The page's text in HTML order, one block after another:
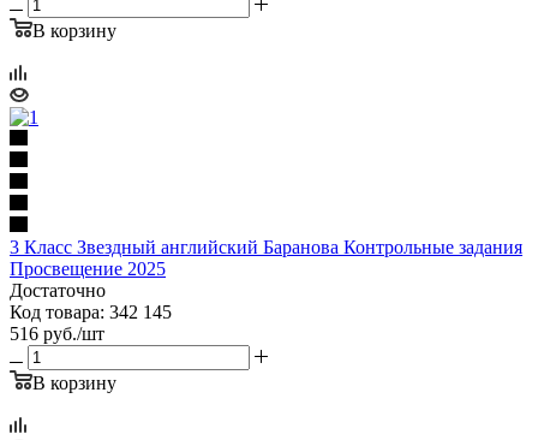
В корзину
3 Класс Звездный английский Баранова Контрольные задания
Просвещение 2025
Достаточно
Код товара: 342 145
516 руб./шт
В корзину